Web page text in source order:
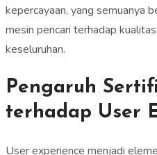
kepercayaan, yang semuanya
mesin pencari terhadap
keseluruhan.
Pengaruh
terhadap User
User experience menjadi